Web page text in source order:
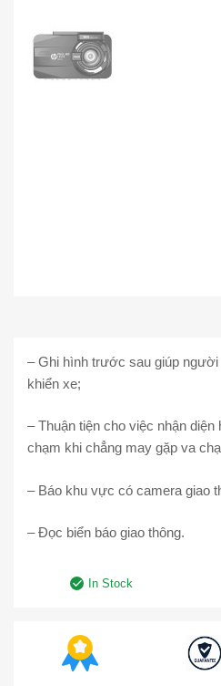
– Ghi hình trước sau giúp người
khiển xe;
– Thuận tiện cho việc nhận
chạm khi chẳng may gặp va
– Báo khu vực có camera giao
– Đọc biển báo giao thông.
In Stock